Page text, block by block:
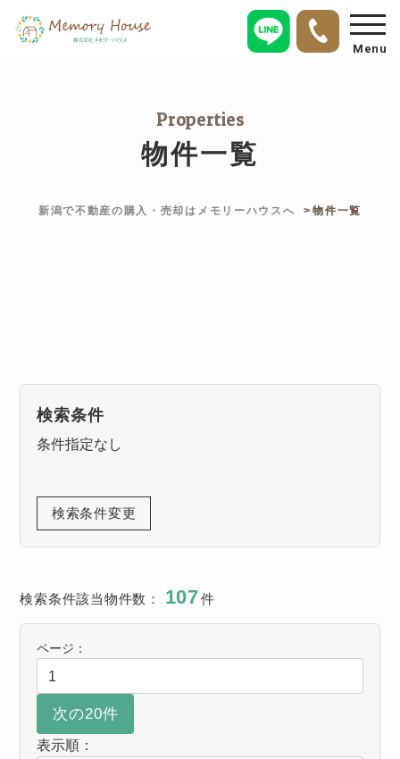
Menu
Properties
物件一覧
新潟で不動産の購入・売却はメモリーハウスへ 物件一覧
検索条件
条件指定なし
検索条件変更
検索条件該当物件数： 107件
ページ：
表示順：